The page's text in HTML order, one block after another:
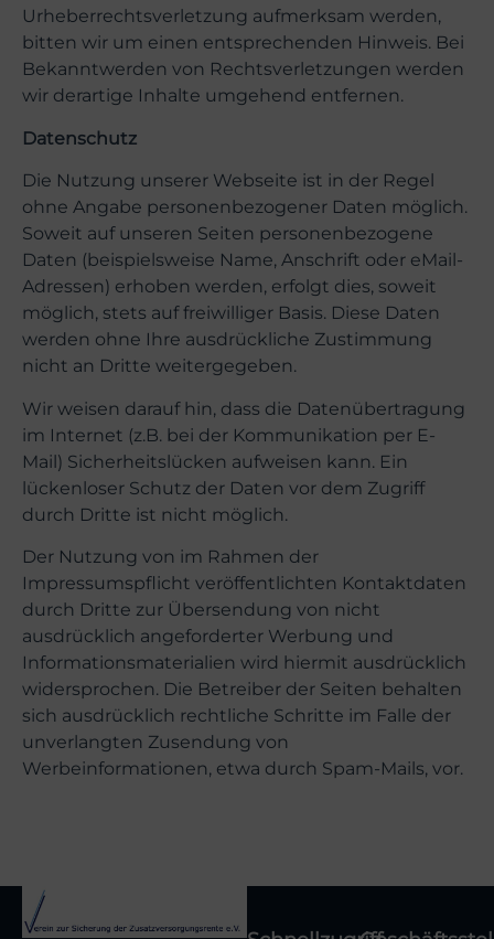
Urheberrechtsverletzung aufmerksam werden,
bitten wir um einen entsprechenden Hinweis. Bei
Bekanntwerden von Rechtsverletzungen werden
wir derartige Inhalte umgehend entfernen.
Datenschutz
Die Nutzung unserer Webseite ist in der Regel
ohne Angabe personenbezogener Daten möglich.
Soweit auf unseren Seiten personenbezogene
Daten (beispielsweise Name, Anschrift oder eMail-
Adressen) erhoben werden, erfolgt dies, soweit
möglich, stets auf freiwilliger Basis. Diese Daten
werden ohne Ihre ausdrückliche Zustimmung
nicht an Dritte weitergegeben.
Wir weisen darauf hin, dass die Datenübertragung
im Internet (z.B. bei der Kommunikation per E-
Mail) Sicherheitslücken aufweisen kann. Ein
lückenloser Schutz der Daten vor dem Zugriff
durch Dritte ist nicht möglich.
Der Nutzung von im Rahmen der
Impressumspflicht veröffentlichten Kontaktdaten
durch Dritte zur Übersendung von nicht
ausdrücklich angeforderter Werbung und
Informationsmaterialien wird hiermit ausdrücklich
widersprochen. Die Betreiber der Seiten behalten
sich ausdrücklich rechtliche Schritte im Falle der
unverlangten Zusendung von
Werbeinformationen, etwa durch Spam-Mails, vor.